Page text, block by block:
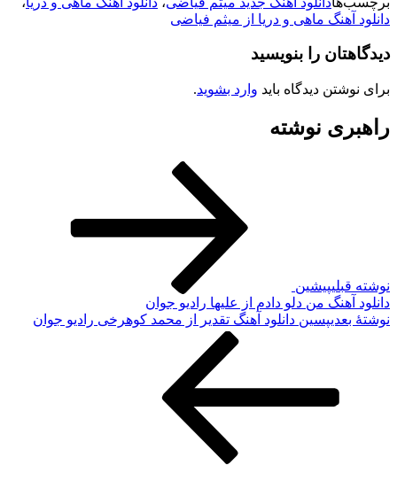
دانلود آهنگ ماهی و دریا از میثم فیاضی
دیدگاهتان را بنویسید
برای نوشتن دیدگاه باید وارد بشوید.
راهبری نوشته
نوشته قبلیپیشین
دانلود آهنگ من دلو دادم از علیها رادیو جوان
نوشته‌ٔ بعدیپسین دانلود آهنگ تقدیر از محمد کوهرخی رادیو جوان